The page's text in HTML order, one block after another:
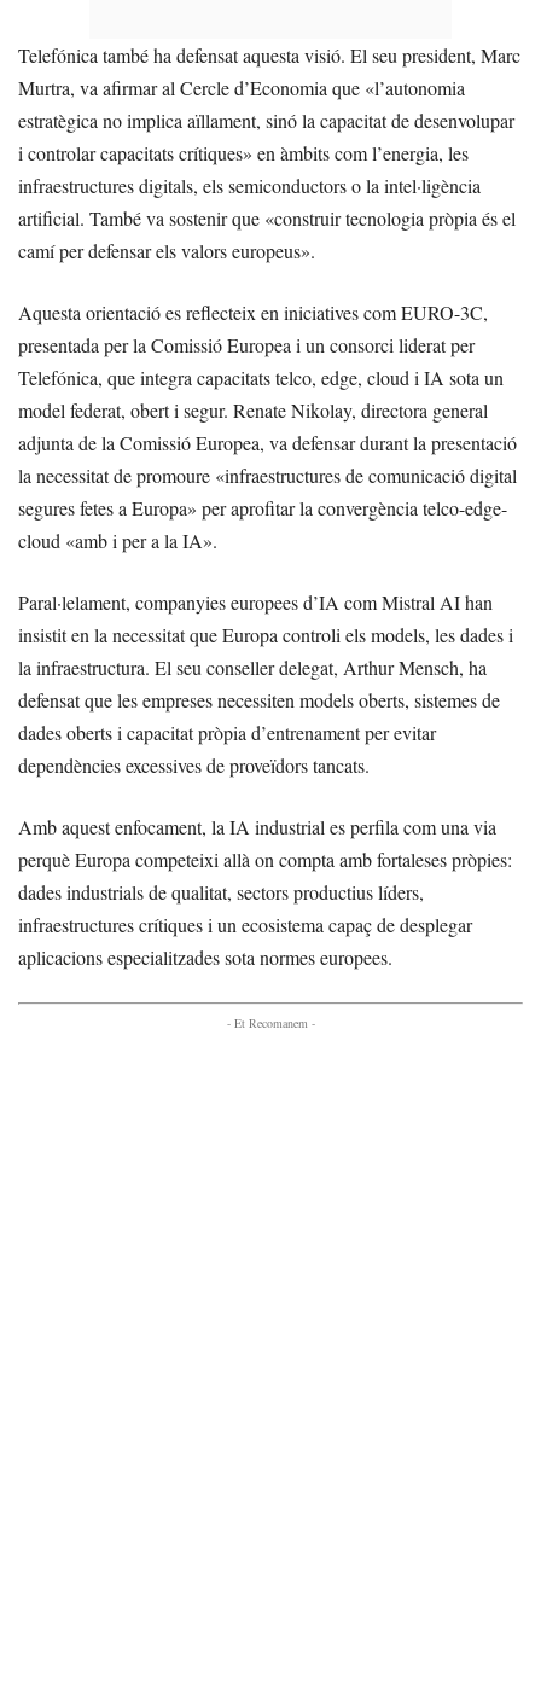
Telefónica també ha defensat aquesta visió. El seu president, Marc
Murtra, va afirmar al Cercle d’Economia que «l’autonomia
estratègica no implica aïllament, sinó la capacitat de desenvolupar
i controlar capacitats crítiques» en àmbits com l’energia, les
infraestructures digitals, els semiconductors o la intel·ligència
artificial. També va sostenir que «construir tecnologia pròpia és el
camí per defensar els valors europeus».
Aquesta orientació es reflecteix en iniciatives com EURO-3C,
presentada per la Comissió Europea i un consorci liderat per
Telefónica, que integra capacitats telco, edge, cloud i IA sota un
model federat, obert i segur. Renate Nikolay, directora general
adjunta de la Comissió Europea, va defensar durant la presentació
la necessitat de promoure «infraestructures de comunicació digital
segures fetes a Europa» per aprofitar la convergència telco-edge-
cloud «amb i per a la IA».
Paral·lelament, companyies europees d’IA com Mistral AI han
insistit en la necessitat que Europa controli els models, les dades i
la infraestructura. El seu conseller delegat, Arthur Mensch, ha
defensat que les empreses necessiten models oberts, sistemes de
dades oberts i capacitat pròpia d’entrenament per evitar
dependències excessives de proveïdors tancats.
Amb aquest enfocament, la IA industrial es perfila com una via
perquè Europa competeixi allà on compta amb fortaleses pròpies:
dades industrials de qualitat, sectors productius líders,
infraestructures crítiques i un ecosistema capaç de desplegar
aplicacions especialitzades sota normes europees.
- Et Recomanem -